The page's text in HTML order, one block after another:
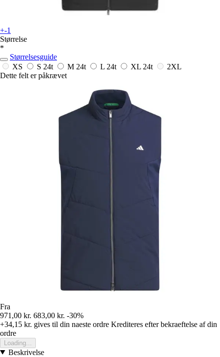
+-1
Størrelse
*
Størrelsesguide
XS
S 24t M 24t L 24t XL 24t
2XL
Dette felt er påkrævet
Fra
971,00 kr. 683,00 kr. -30%
+34,15 kr. gives til din naeste ordre Krediteres efter bekraeftelse af din
ordre
Loading...
Beskrivelse